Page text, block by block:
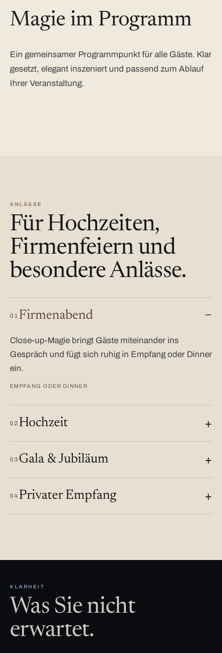
Magie im Programm
Ein gemeinsamer Programmpunkt für alle Gäste. Klar
gesetzt, elegant inszeniert und passend zum Ablauf
Ihrer Veranstaltung.
ANLÄSSE
Für Hochzeiten,
Firmenfeiern und
besondere Anlässe.
01 Firmenabend
Close-up-Magie bringt Gäste miteinander ins
Gespräch und fügt sich ruhig in Empfang oder Dinner
ein.
EMPFANG ODER DINNER
02 Hochzeit
03 Gala & Jubiläum
04 Privater Empfang
KLARHEIT
Was Sie nicht
erwartet.